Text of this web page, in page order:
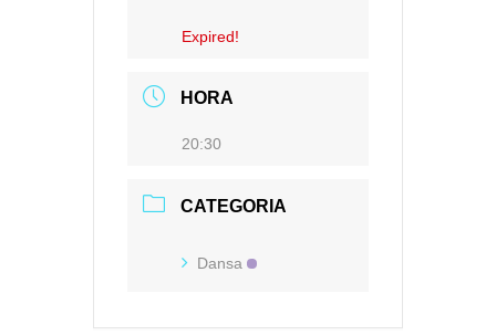
Expired!
HORA
20:30
CATEGORIA
Dansa